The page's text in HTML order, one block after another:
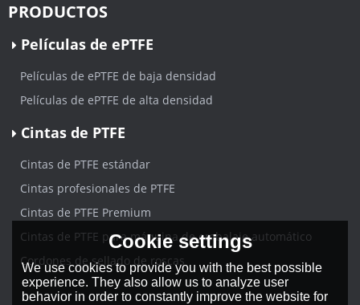
PRODUCTOS
Películas de ePTFE
Películas de ePTFE de baja densidad
Películas de ePTFE de alta densidad
Cintas de PTFE
Cintas de PTFE estándar
Cintas profesionales de PTFE
Cintas de PTFE Premium
Cintas de PTFE para máquina de embalaje automático
Cordones de sellado de roscas
Cookie settings
We use cookies to provide you with the best possible
experience. They also allow us to analyze user
behavior in order to constantly improve the website for